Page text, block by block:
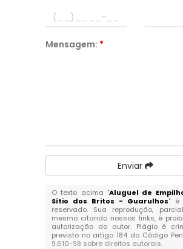
Mensagem: *
Enviar
O texto acima "Aluguel de
Sítio dos Britos - Guarulhos" é
reservado. Sua reprodução,
mesmo citando nossos links, é
autorização do autor. Plágio é
previsto no artigo 184 do Código
9.610-98 sobre direitos autorais.